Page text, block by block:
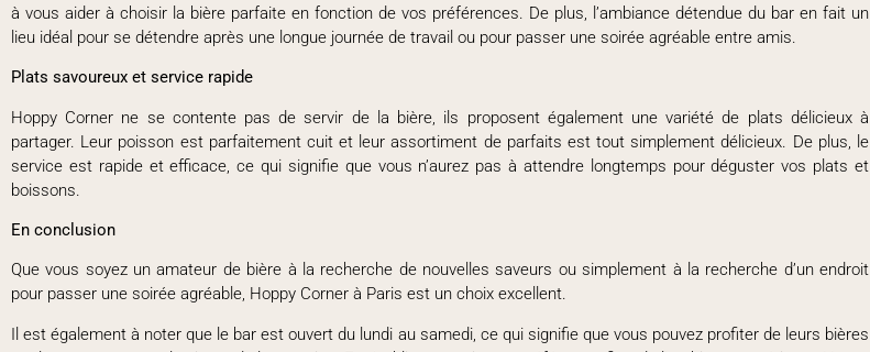
à vous aider à choisir la bière parfaite en fonction de vos préférences. De plus, l’ambiance détendue du bar en fait un
lieu idéal pour se détendre après une longue journée de travail ou pour passer une soirée agréable entre amis.
Plats savoureux et service rapide
Hoppy Corner ne se contente pas de servir de la bière, ils proposent également une variété de plats délicieux à
partager. Leur poisson est parfaitement cuit et leur assortiment de parfaits est tout simplement délicieux. De plus, le
service est rapide et efficace, ce qui signifie que vous n’aurez pas à attendre longtemps pour déguster vos plats et
boissons.
En conclusion
Que vous soyez un amateur de bière à la recherche de nouvelles saveurs ou simplement à la recherche d’un endroit
pour passer une soirée agréable, Hoppy Corner à Paris est un choix excellent.
Il est également à noter que le bar est ouvert du lundi au samedi, ce qui signifie que vous pouvez profiter de leurs bières